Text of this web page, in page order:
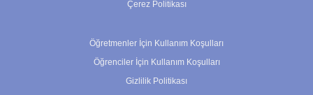
Çerez Politikası
Öğretmenler İçin Kullanım Koşulları
Öğrenciler İçin Kullanım Koşulları
Gizlilik Politikası